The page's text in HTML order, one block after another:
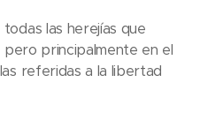
las herejías que
pero principalmente en el
referidas a la libertad